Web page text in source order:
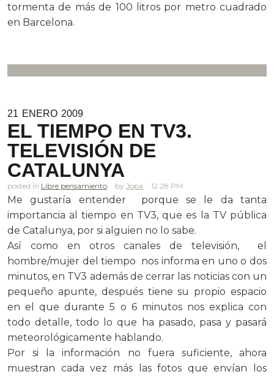
tormenta de más de 100 litros por metro cuadrado
en Barcelona.
21 ENERO 2009
EL TIEMPO EN TV3.
TELEVISIÓN DE
CATALUNYA
posted in Libre pensamiento Jopa 12.28 PM
Me gustaría entender porque se le da tanta
importancia al tiempo en TV3, que es la TV pública
de Catalunya, por si alguien no lo sabe.
Así como en otros canales de televisión, el
hombre/mujer del tiempo nos informa en uno o dos
minutos, en TV3 además de cerrar las noticias con un
pequeño apunte, después tiene su propio espacio
en el que durante 5 o 6 minutos nos explica con
todo detalle, todo lo que ha pasado, pasa y pasará
meteorológicamente hablando.
Por si la información no fuera suficiente, ahora
muestran cada vez más las fotos que envían los